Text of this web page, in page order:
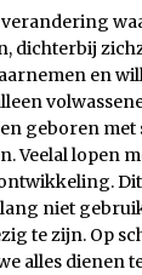
verandering
dichterbij
en
geboren met
Veelal lopen
niet
te zijn. Op
alles dienen